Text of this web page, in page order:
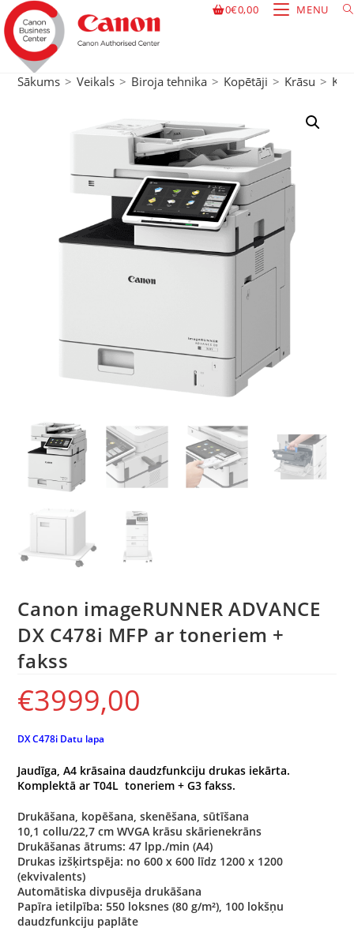
0€0,00 MENU
Sākums > Veikals > Biroja tehnika > Kopētāji > Krāsu >
Canon imageRUNNER ADVANCE
DX C478i MFP ar toneriem +
fakss
€3999,00
DX C478i Datu lapa
Jaudīga, A4 krāsaina daudzfunkciju drukas iekārta.
Komplektā ar T04L toneriem + G3 fakss.
Drukāšana, kopēšana, skenēšana, sūtīšana
10,1 collu/22,7 cm WVGA krāsu skārienekrāns
Drukāšanas ātrums: 47 lpp./min (A4)
Drukas izšķirtspēja: no 600 x 600 līdz 1200 x 1200
(ekvivalents)
Automātiska divpusēja drukāšana
Papīra ietilpība: 550 loksnes (80 g/m²), 100 lokšņu
daudzfunkciju paplāte